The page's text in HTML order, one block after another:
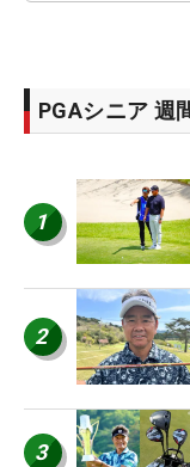
PGAシニア 週
1
2
3